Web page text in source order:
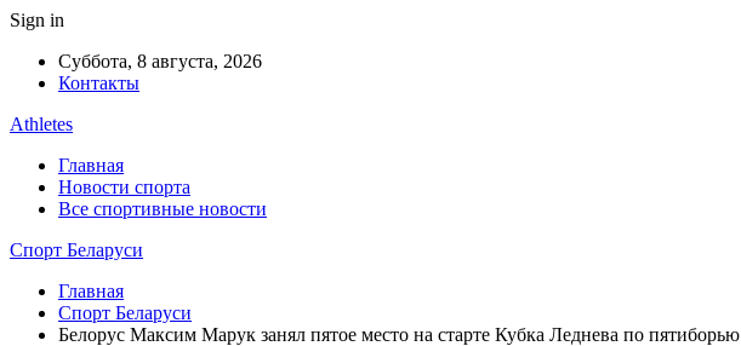
Sign in
Суббота, 8 августа, 2026
Контакты
Athletes
Главная
Новости спорта
Все спортивные новости
Спорт Беларуси
Главная
Спорт Беларуси
Белорус Максим Марук занял пятое место на старте Кубка Леднева по пятиборью